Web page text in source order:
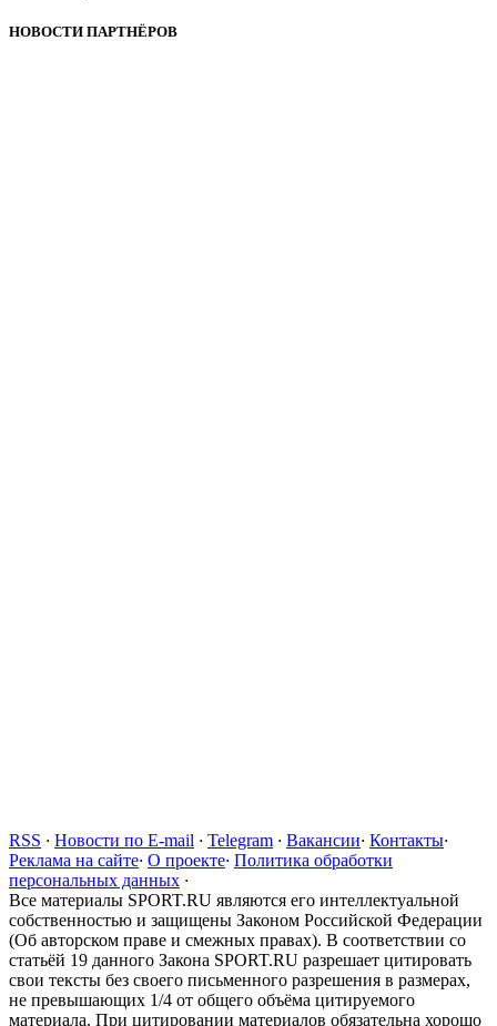
НОВОСТИ ПАРТНЁРОВ
RSS · Новости по E-mail · Telegram · Вакансии· Контакты·
Реклама на сайте· О проекте· Политика обработки
персональных данных ·
Все материалы SPORT.RU являются его интеллектуальной
собственностью и защищены Законом Российской Федерации
(Об авторском праве и смежных правах). В соответствии со
статьёй 19 данного Закона SPORT.RU разрешает цитировать
свои тексты без своего письменного разрешения в размерах,
не превышающих 1/4 от общего объёма цитируемого
материала. При цитировании материалов обязательна хорошо